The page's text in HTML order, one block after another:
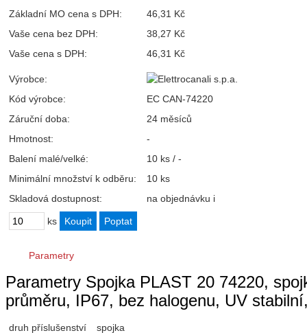
Základní MO cena s DPH:
46,31 Kč
Vaše cena bez DPH:
38,27 Kč
Vaše cena s DPH:
46,31 Kč
Výrobce:
Kód výrobce:
EC CAN-74220
Záruční doba:
24 měsíců
Hmotnost:
-
Balení malé/velké:
10 ks / -
Minimální množství k odběru:
10 ks
Skladová dostupnost:
na objednávku i
ks
Parametry
Parametry Spojka PLAST 20 74220,
průměru, IP67, bez halogenu, UV
druh příslušenství
spojka